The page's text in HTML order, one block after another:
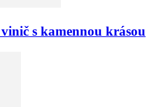
s kamennou krásou